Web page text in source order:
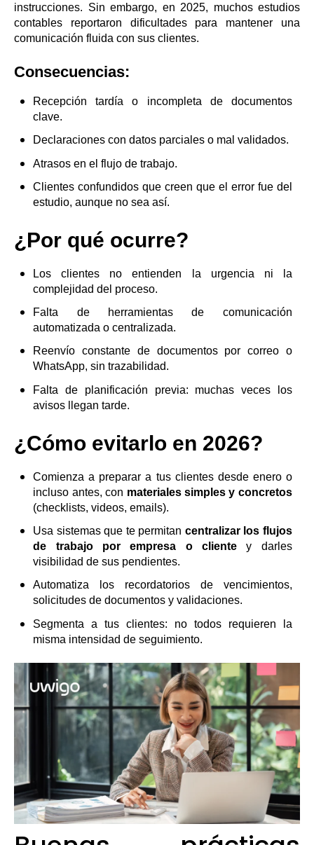
instrucciones. Sin embargo, en 2025, muchos estudios
contables reportaron dificultades para mantener una
comunicación fluida con sus clientes.
Consecuencias:
Recepción tardía o incompleta de documentos
clave.
Declaraciones con datos parciales o mal validados.
Atrasos en el flujo de trabajo.
Clientes confundidos que creen que el error fue del
estudio, aunque no sea así.
¿Por qué ocurre?
Los clientes no entienden la urgencia ni la
complejidad del proceso.
Falta de herramientas de comunicación
automatizada o centralizada.
Reenvío constante de documentos por correo o
WhatsApp, sin trazabilidad.
Falta de planificación previa: muchas veces los
avisos llegan tarde.
¿Cómo evitarlo en 2026?
Comienza a preparar a tus clientes desde enero o
incluso antes, con materiales simples y concretos
(checklists, videos, emails).
Usa sistemas que te permitan centralizar los flujos
de trabajo por empresa o cliente y darles
visibilidad de sus pendientes.
Automatiza los recordatorios de vencimientos,
solicitudes de documentos y validaciones.
Segmenta a tus clientes: no todos requieren la
misma intensidad de seguimiento.